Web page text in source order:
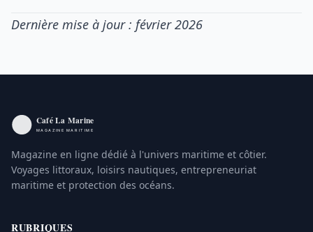
Dernière mise à jour : février 2026
Magazine en ligne dédié à l'univers maritime et côtier.
Voyages littoraux, loisirs nautiques, entrepreneuriat
maritime et protection des océans.
RUBRIQUES